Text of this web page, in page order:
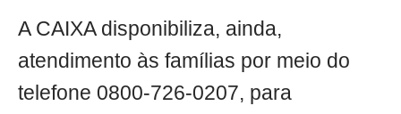
A CAIXA disponibiliza, ainda,
atendimento às famílias por meio do
telefone 0800-726-0207, para